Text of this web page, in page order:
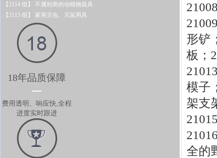
【2114 组】 不属别类的动植物器具
【2115 组】 家用灭虫、灭鼠用具
形铲
板；
模子
架支
全的
18年品质保障
费用透明、响应快,全程
进度实时跟进